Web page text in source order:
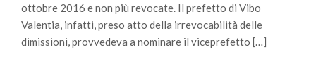
ottobre 2016 e non più revocate. Il prefetto di Vibo
Valentia, infatti, preso atto della irrevocabilità delle
dimissioni, provvedeva a nominare il viceprefetto […]